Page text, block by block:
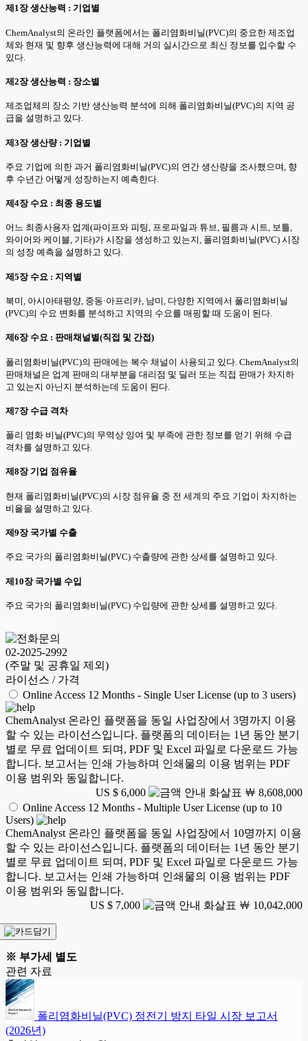
제1장 생산능력 : 기업별
ChemAnalyst의 온라인 플랫폼에서는 폴리염화비닐(PVC)의 중요한 제조업
체와 현재 및 향후 생산능력에 대해 거의 실시간으로 최신 정보를 입수할 수
있다.
제2장 생산능력 : 장소별
제조업체의 장소 기반 생산능력 분석에 의해 폴리염화비닐(PVC)의 지역 공
급을 설명하고 있다.
제3장 생산량 : 기업별
주요 기업에 의한 과거 폴리염화비닐(PVC)의 연간 생산량을 조사했으며, 향
후 수년간 어떻게 성장하는지 예측한다.
제4장 수요 : 최종 용도별
어느 최종사용자 업계(파이프와 피팅, 프로파일과 튜브, 필름과 시트, 보틀,
와이어와 케이블, 기타)가 시장을 생성하고 있는지, 폴리염화비닐(PVC) 시장
의 성장 예측을 설명하고 있다.
제5장 수요 : 지역별
북미, 아시아태평양, 중동·아프리카, 남미, 다양한 지역에서 폴리염화비닐
(PVC)의 수요 변화를 분석하고 지역의 수요를 매핑할 때 도움이 된다.
제6장 수요 : 판매채널별(직접 및 간접)
폴리염화비닐(PVC)의 판매에는 복수 채널이 사용되고 있다. ChemAnalyst의
판매채널은 업계 판매의 대부분을 대리점 및 딜러 또는 직접 판매가 차지하
고 있는지 아닌지 분석하는데 도움이 된다.
제7장 수급 격차
폴리 염화 비닐(PVC)의 무역상 잉여 및 부족에 관한 정보를 얻기 위해 수급
격차를 설명하고 있다.
제8장 기업 점유율
현재 폴리염화비닐(PVC)의 시장 점유율 중 전 세계의 주요 기업이 차지하는
비율을 설명하고 있다.
제9장 국가별 수출
주요 국가의 폴리염화비닐(PVC) 수출량에 관한 상세를 설명하고 있다.
제10장 국가별 수입
주요 국가의 폴리염화비닐(PVC) 수입량에 관한 상세를 설명하고 있다.
02-2025-2992
(주말 및 공휴일 제외)
라이선스 / 가격
Online Access 12 Months - Single User License (up to 3 users)
ChemAnalyst 온라인 플랫폼을 동일 사업장에서 3명까지 이용
할 수 있는 라이선스입니다. 플랫폼의 데이터는 1년 동안 분기
별로 무료 업데이트 되며, PDF 및 Excel 파일로 다운로드 가능
합니다. 보고서는 인쇄 가능하며 인쇄물의 이용 범위는 PDF
이용 범위와 동일합니다.
US $ 6,000
￦ 8,608,000
Online Access 12 Months - Multiple User License (up to 10
Users)
ChemAnalyst 온라인 플랫폼을 동일 사업장에서 10명까지 이용
할 수 있는 라이선스입니다. 플랫폼의 데이터는 1년 동안 분기
별로 무료 업데이트 되며, PDF 및 Excel 파일로 다운로드 가능
합니다. 보고서는 인쇄 가능하며 인쇄물의 이용 범위는 PDF
이용 범위와 동일합니다.
US $ 7,000
￦ 10,042,000
※ 부가세 별도
관련 자료
폴리염화비닐(PVC) 정전기 방지 타일 시장 보고서
(2026년)